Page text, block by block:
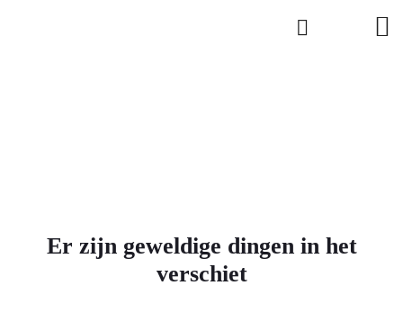
Er zijn geweldige dingen in het
verschiet